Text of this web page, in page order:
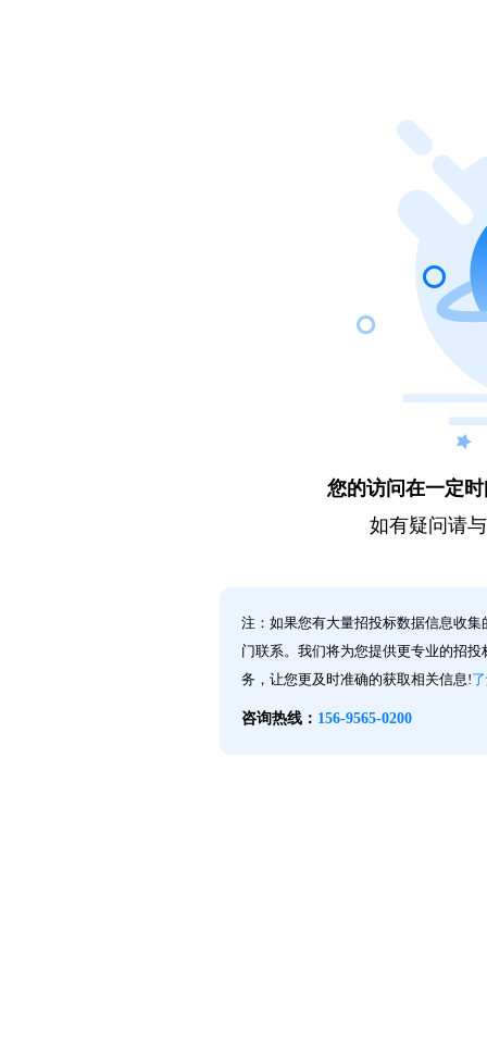
您的访问在一定
如有疑问请
注：如果您有大量招投标数据信息收
门联系。我们将为您提供更专业的招
务，让您更及时准确的获取相关信息!
咨询热线： 156-9565-0200